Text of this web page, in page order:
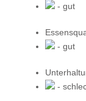
- gut
- gut
-